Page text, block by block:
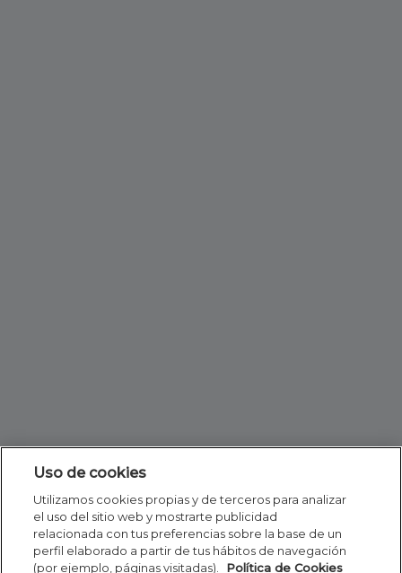
Uso de cookies
Utilizamos cookies propias y de terceros para analizar
el uso del sitio web y mostrarte publicidad
relacionada con tus preferencias sobre la base de un
perfil elaborado a partir de tus hábitos de navegación
(por ejemplo, páginas visitadas).
Política de Cookies